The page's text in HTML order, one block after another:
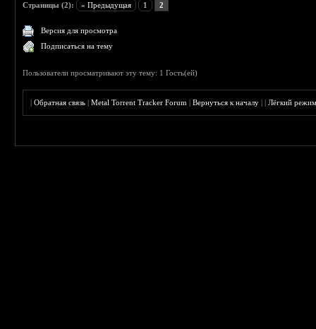
Страницы (2): « Предыдущая 1 2
Версия для просмотра
Подписаться на тему
Пользователи просматривают эту тему: 1 Гость(ей)
|Обратная связь |Metal Torrent Tracker Forum |Вернуться к началу ||Лёгкий